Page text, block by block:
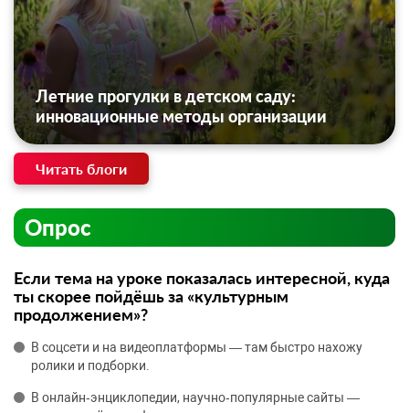
Летние прогулки в детском саду:
инновационные методы организации
Читать блоги
Опрос
Если тема на уроке показалась интересной, куда
ты скорее пойдёшь за «культурным
продолжением»?
В соцсети и на видеоплатформы — там быстро нахожу
ролики и подборки.
В онлайн‑энциклопедии, научно‑популярные сайты —